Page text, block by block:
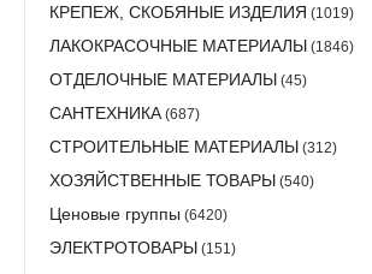
КРЕПЕЖ, СКОБЯНЫЕ ИЗДЕЛИЯ (1019)
ЛАКОКРАСОЧНЫЕ МАТЕРИАЛЫ (1846)
ОТДЕЛОЧНЫЕ МАТЕРИАЛЫ (45)
САНТЕХНИКА (687)
СТРОИТЕЛЬНЫЕ МАТЕРИАЛЫ (312)
ХОЗЯЙСТВЕННЫЕ ТОВАРЫ (540)
Ценовые группы (6420)
ЭЛЕКТРОТОВАРЫ (151)